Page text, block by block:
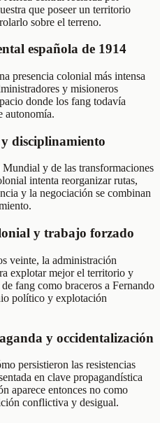
que poseer un territorio
sobre el terreno.
española de 1914
presencia colonial más intensa
y misioneros
donde los fang todavía
autonomía.
disciplinamiento
y de las transformaciones
intenta reorganizar rutas,
y la negociación se combinan
y trabajo forzado
veinte, la administración
explotar mejor el territorio y
fang como braceros a Fernando
político y explotación
y occidentalización
persistieron las resistencias
en clave propagandística
aparece entonces no como
conflictiva y desigual.